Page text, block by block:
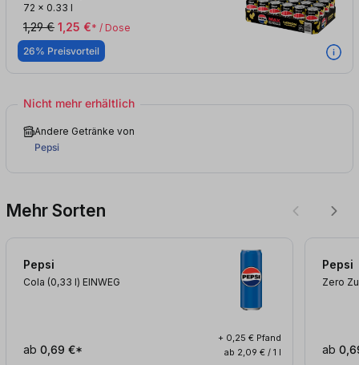
72 x 0.33 l
1,29 € 1,25 €* / Dose
26% Preisvorteil
Nicht mehr erhältlich
Andere Getränke von
Pepsi
Mehr Sorten
Pepsi
Cola (0,33 l) EINWEG
ab 0,69 €*
+ 0,25 € Pfand
ab 2,09 € / 1 l
Pepsi
Zero
ab